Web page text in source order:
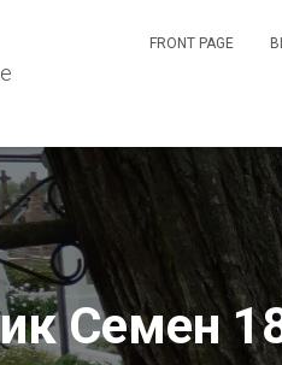
FRONT PAGE
Семен